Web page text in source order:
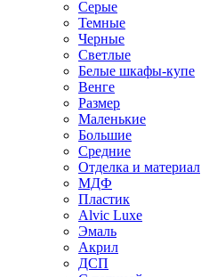
Серые
Темные
Черные
Светлые
Белые шкафы-купе
Венге
Размер
Маленькие
Большие
Средние
Отделка и материал
МДФ
Пластик
Alvic Luxe
Эмаль
Акрил
ДСП